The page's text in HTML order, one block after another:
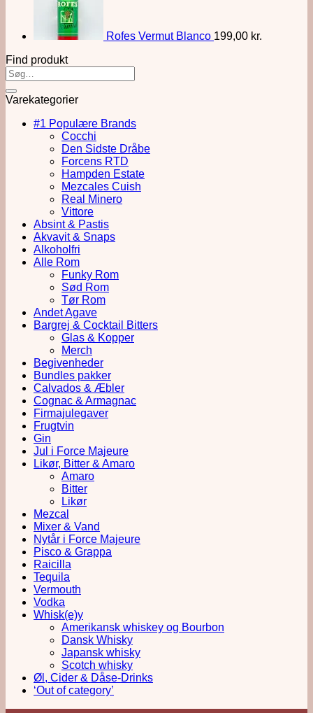
Rofes Vermut Blanco 199,00 kr.
Find produkt
Varekategorier
#1 Populære Brands
Cocchi
Den Sidste Dråbe
Forcens RTD
Hampden Estate
Mezcales Cuish
Real Minero
Vittore
Absint & Pastis
Akvavit & Snaps
Alkoholfri
Alle Rom
Funky Rom
Sød Rom
Tør Rom
Andet Agave
Bargrej & Cocktail Bitters
Glas & Kopper
Merch
Begivenheder
Bundles pakker
Calvados & Æbler
Cognac & Armagnac
Firmajulegaver
Frugtvin
Gin
Jul i Force Majeure
Likør, Bitter & Amaro
Amaro
Bitter
Likør
Mezcal
Mixer & Vand
Nytår i Force Majeure
Pisco & Grappa
Raicilla
Tequila
Vermouth
Vodka
Whisk(e)y
Amerikansk whiskey og Bourbon
Dansk Whisky
Japansk whisky
Scotch whisky
Øl, Cider & Dåse-Drinks
‘Out of category’